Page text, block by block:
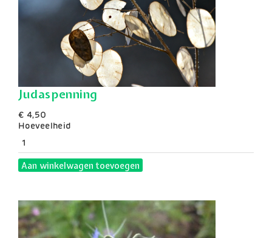
Judaspenning
€ 4,50
Hoeveelheid
Aan winkelwagen toevoegen